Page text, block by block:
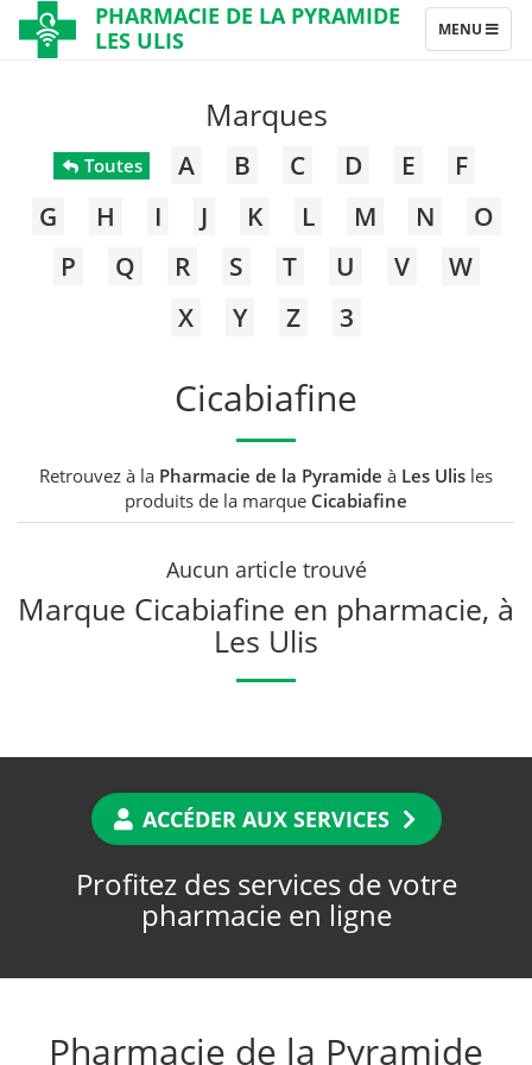
PHARMACIE DE LA PYRAMIDE
LES ULIS
TOGGLE
NAVIGATION
MENU
Marques
Toutes A B C D E
F
G
H I J K L M N
O
P
Q R S T U V
W
X
Y Z 3
Cicabiafine
Retrouvez à la Pharmacie de la Pyramide à Les Ulis les
produits de la marque Cicabiafine
Aucun article trouvé
Marque Cicabiafine en pharmacie, à
Les Ulis
ACCÉDER AUX SERVICES
Profitez des services de votre
pharmacie en ligne
Pharmacie de la Pyramide